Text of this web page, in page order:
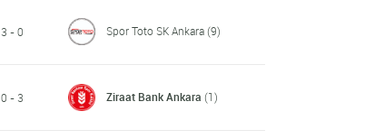
3 - 0 Spor Toto SK Ankara(9)
0 - 3 Ziraat Bank Ankara (1)